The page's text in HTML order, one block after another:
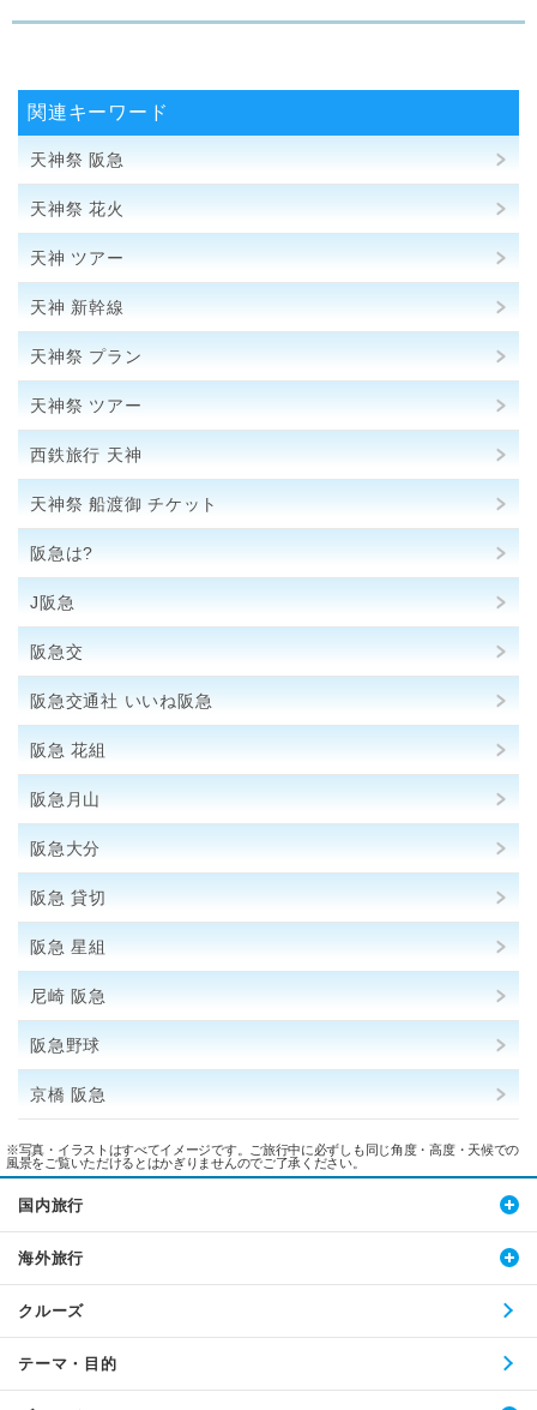
関連キーワード
天神祭 阪急
天神祭 花火
天神 ツアー
天神 新幹線
天神祭 プラン
天神祭 ツアー
西鉄旅行 天神
天神祭 船渡御 チケット
阪急は?
J阪急
阪急交
阪急交通社 いいね阪急
阪急 花組
阪急月山
阪急大分
阪急 貸切
阪急 星組
尼崎 阪急
阪急野球
京橋 阪急
※写真・イラストはすべてイメージです。ご旅行中に必ずしも同じ角度・高度・天候での
風景をご覧いただけるとはかぎりませんのでご了承ください。
国内旅行
海外旅行
クルーズ
テーマ・目的